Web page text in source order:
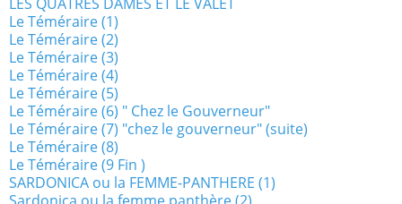
LES QUATRES DAMES ET LE VALET
Le Téméraire (1)
Le Téméraire (2)
Le Téméraire (3)
Le Téméraire (4)
Le Téméraire (5)
Le Téméraire (6) " Chez le Gouverneur"
Le Téméraire (7) "chez le gouverneur" (suite)
Le Téméraire (8)
Le Téméraire (9 Fin )
SARDONICA ou la FEMME-PANTHERE (1)